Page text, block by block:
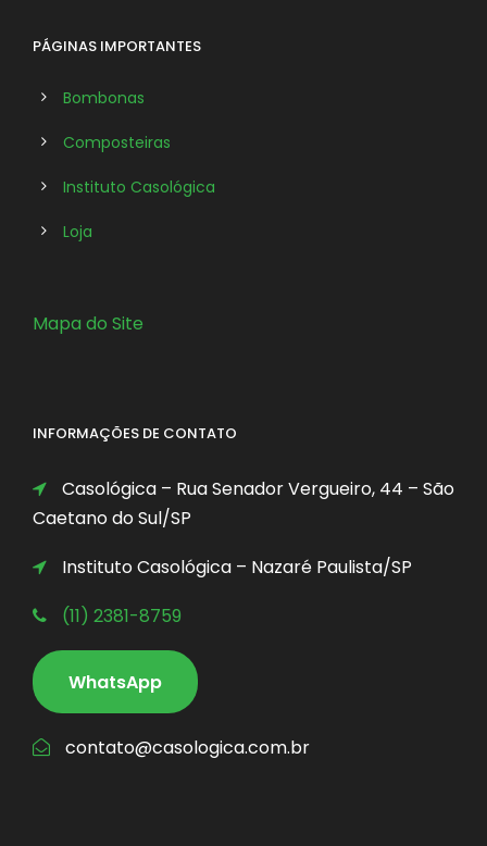
PÁGINAS IMPORTANTES
Bombonas
Composteiras
Instituto Casológica
Loja
Mapa do Site
INFORMAÇÕES DE CONTATO
Casológica – Rua Senador Vergueiro, 44 – São
Caetano do Sul/SP
Instituto Casológica – Nazaré Paulista/SP
(11) 2381-8759
WhatsApp
contato@casologica.com.br